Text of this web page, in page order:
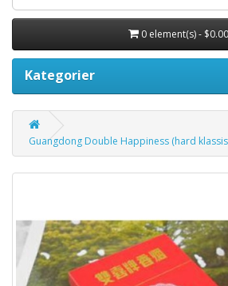
0 element(s) - $0.00
Kategorier
Guangdong Double Happiness (hard